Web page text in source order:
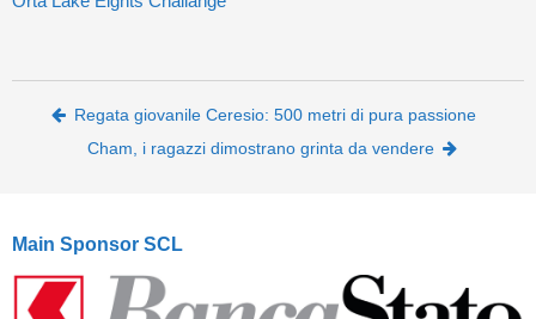
Post navigation
Regata giovanile Ceresio: 500 metri di pura passione
Cham, i ragazzi dimostrano grinta da vendere
Main Sponsor SCL